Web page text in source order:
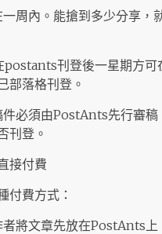
一周內。能搶到多少分享，
postants刊登後一星期方可
部落格刊登。
件必須由PostAnts先行審稿
刊登。
接付費
付費方式：
者將文章先放在PostAnts上